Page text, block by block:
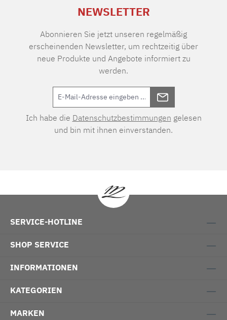
NEWSLETTER
Abonnieren Sie jetzt unseren regelmäßig
erscheinenden Newsletter, um rechtzeitig über
neue Produkte und Angebote informiert zu
werden.
Ich habe die Datenschutzbestimmungen gelesen
und bin mit ihnen einverstanden.
SERVICE-HOTLINE
SHOP SERVICE
INFORMATIONEN
KATEGORIEN
MARKEN